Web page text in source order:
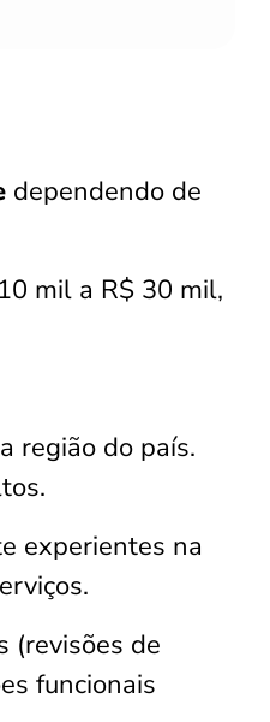
dependendo de
mil a R$ 30 mil,
região do país.
experientes na
(revisões de
funcionais